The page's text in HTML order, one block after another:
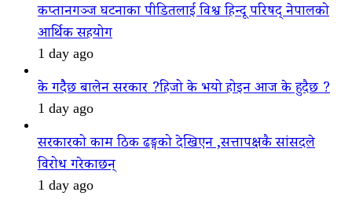
कप्तानगञ्ज घटनाका पीडितलाई विश्व हिन्दू परिषद् नेपालको
आर्थिक सहयोग
1 day ago
के गदैैछ बालेन सरकार ?हिजो के भयो होइन आज के हुदैछ ?
1 day ago
सरकारको काम ठिक ढङ्गको देखिएन ,सत्तापक्षकै सांसदले
विरोध गरेकाछन्
1 day ago